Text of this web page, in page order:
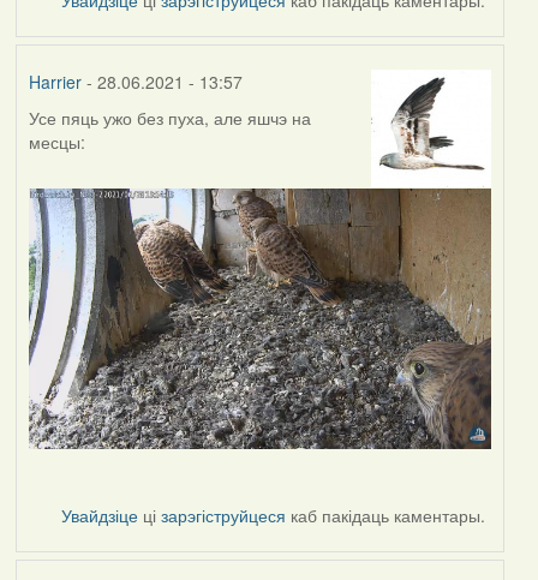
Harrier- 28.06.2021 - 13:57
Усе пяць ужо без пуха, але яшчэ на
месцы:
Увайдзіце цізарэгіструйцеся каб пакідаць каментары.